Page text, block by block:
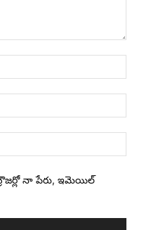
నా పేరు, ఇమెయిల్